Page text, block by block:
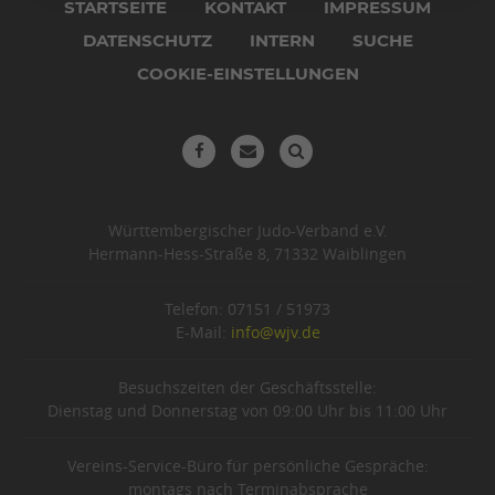
STARTSEITE KONTAKT
IMPRESSUM
DATENSCHUTZ
INTERN
SUCHE
COOKIE-EINSTELLUNGEN
Württembergischer Judo-Verband e.V.
Hermann-Hess-Straße 8, 71332 Waiblingen
Telefon: 07151 / 51973
E-Mail: info@wjv.de
Besuchszeiten der Geschäftsstelle:
Dienstag und Donnerstag von 09:00 Uhr bis 11:00 Uhr
Vereins-Service-Büro für persönliche Gespräche:
montags nach Terminabsprache